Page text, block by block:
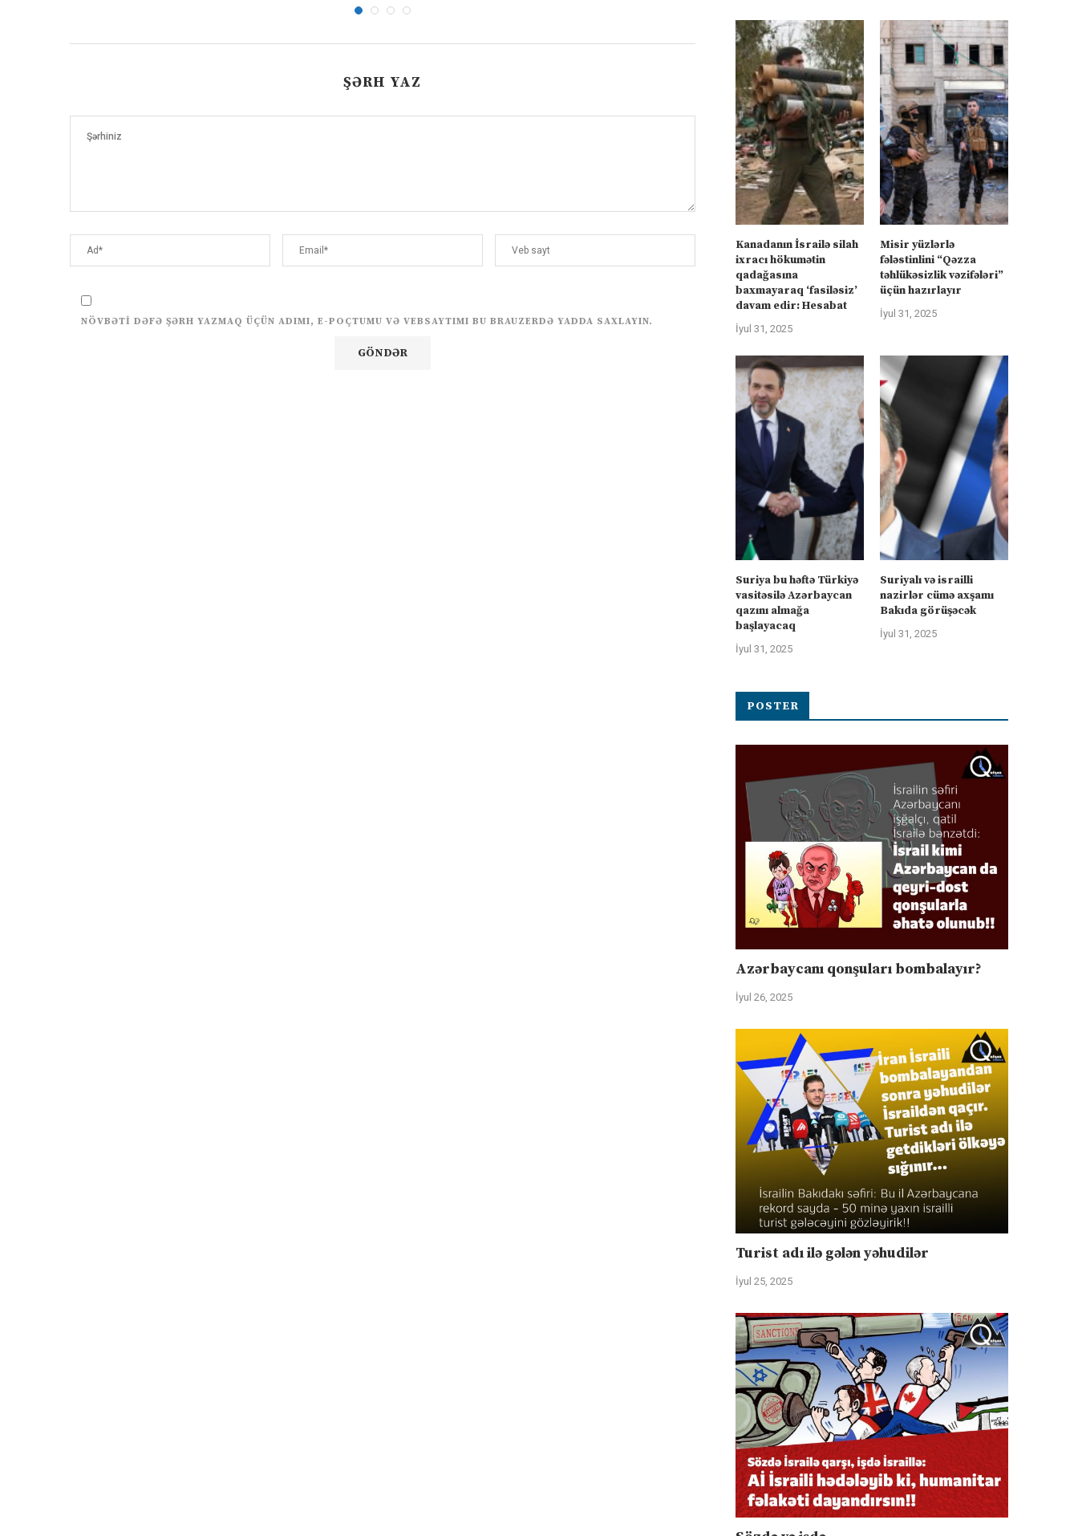
ŞƏRH YAZ
NÖVBƏTI DƏFƏ ŞƏRH YAZMAQ ÜÇÜN ADIMI, E-POÇTUMU VƏ VEBSAYTIMI BU BRAUZERDƏ YADDA SAXLAYIN.
Kanadanın İsrailə silah
ixracı hökumətin
qadağasına
baxmayaraq ‘fasiləsiz’
davam edir: Hesabat
İyul 31, 2025
Misir yüzlərlə
fələstinlini “Qəzza
təhlükəsizlik vəzifələri”
üçün hazırlayır
İyul 31, 2025
Suriya bu həftə Türkiyə
vasitəsilə Azərbaycan
qazını almağa
başlayacaq
İyul 31, 2025
Suriyalı və israilli
nazirlər cümə axşamı
Bakıda görüşəcək
İyul 31, 2025
POSTER
Azərbaycanı qonşuları bombalayır?
İyul 26, 2025
Turist adı ilə gələn yəhudilər
İyul 25, 2025